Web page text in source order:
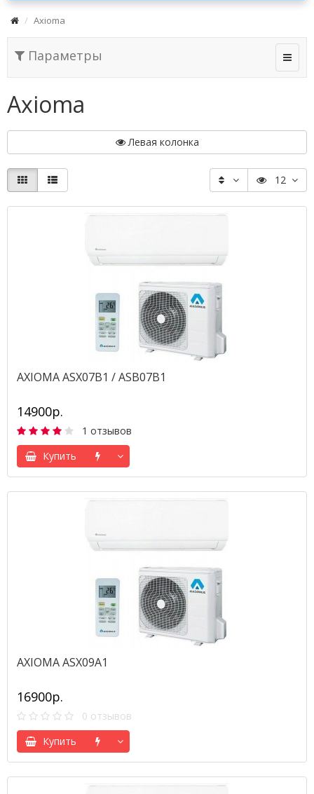
Axioma
Параметры
Axioma
Левая колонка
12
AXIOMA ASX07B1 / ASB07B1
14900р.
1 отзывов
Купить
AXIOMA ASX09A1
16900р.
0 отзывов
Купить